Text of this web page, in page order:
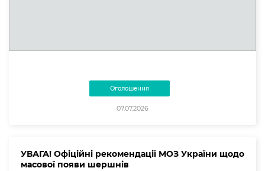
Оголошення
07.07.2026
УВАГА! Офіційні рекомендації МОЗ України щодо
масової появи шершнів